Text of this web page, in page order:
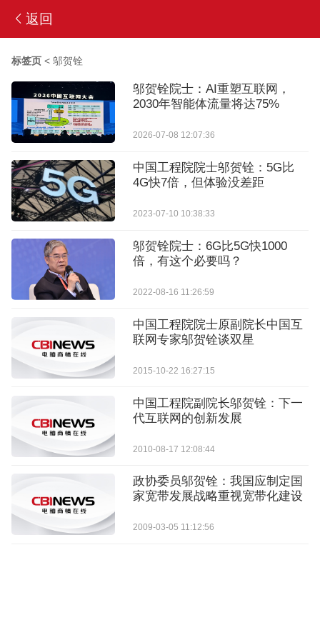
返回
标签页< 邬贺铨
邬贺铨院士：AI重塑互联网，
2030年智能体流量将达75%
2026-07-08 12:07:36
中国工程院院士邬贺铨：5G比
4G快7倍，但体验没差距
2023-07-10 10:38:33
邬贺铨院士：6G比5G快1000
倍，有这个必要吗？
2022-08-16 11:26:59
中国工程院院士原副院长中国互
联网专家邬贺铨谈双星
2015-10-22 16:27:15
中国工程院副院长邬贺铨：下一
代互联网的创新发展
2010-08-17 12:08:44
政协委员邬贺铨：我国应制定国
家宽带发展战略重视宽带化建设
2009-03-05 11:12:56